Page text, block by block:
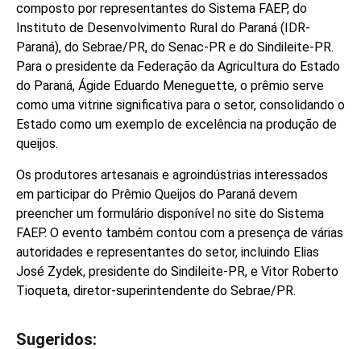
composto por representantes do Sistema FAEP, do
Instituto de Desenvolvimento Rural do Paraná (IDR-
Paraná), do Sebrae/PR, do Senac-PR e do Sindileite-PR.
Para o presidente da Federação da Agricultura do Estado
do Paraná, Ágide Eduardo Meneguette, o prêmio serve
como uma vitrine significativa para o setor, consolidando o
Estado como um exemplo de excelência na produção de
queijos.
Os produtores artesanais e agroindústrias interessados
em participar do Prêmio Queijos do Paraná devem
preencher um formulário disponível no site do Sistema
FAEP. O evento também contou com a presença de várias
autoridades e representantes do setor, incluindo Elias
José Zydek, presidente do Sindileite-PR, e Vitor Roberto
Tioqueta, diretor-superintendente do Sebrae/PR.
Sugeridos: